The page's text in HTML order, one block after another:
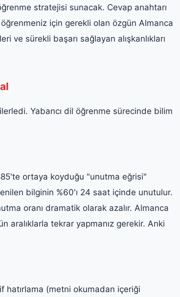
stratejisi sunacak. Cevap anahtarı
için gerekli olan özgün Almanca
ve sürekli başarı sağlayan alışkanlıkları
Yabancı dil öğrenme sürecinde bilim
ortaya koyduğu "unutma eğrisi"
bilginin %60'ı 24 saat içinde unutulur.
oranı dramatik olarak azalır. Almanca
aralıklarla tekrar yapmanız gerekir. Anki
hatırlama (metni okumadan içeriği